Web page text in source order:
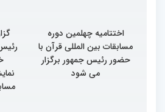
اختتامیه چهلمین دوره
مسابقات بین المللی قرآن با
حضور رئیس جمهور برگزار
می شود